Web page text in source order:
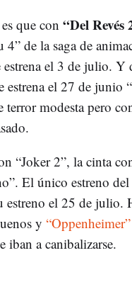
que con “Del Revés
4” de la saga de
estrena el 3 de julio. Y
estrena el 27 de
terror modesta pero
“Joker 2”, la cinta
El único estreno
estreno el 25 de julio.
y “Oppenheimer”
iban a canibalizarse.